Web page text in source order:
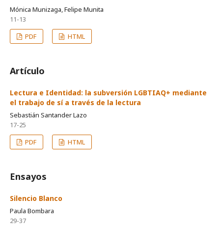
Mónica Munizaga, Felipe Munita
11-13
PDF
HTML
Artículo
Lectura e Identidad: la subversión LGBTIAQ+ mediante
el trabajo de sí a través de la lectura
Sebastián Santander Lazo
17-25
PDF
HTML
Ensayos
Silencio Blanco
Paula Bombara
29-37